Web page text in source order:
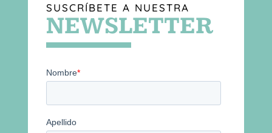
SUSCRÍBETE A NUESTRA
NEWSLETTER